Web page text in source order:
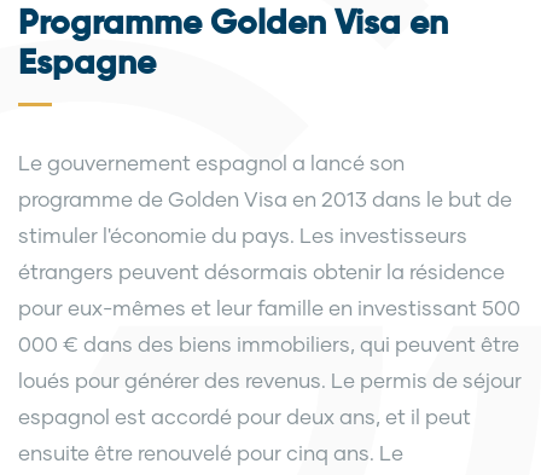
Programme Golden Visa en
Espagne
Le gouvernement espagnol a lancé son
programme de Golden Visa en 2013 dans le but de
stimuler l'économie du pays. Les investisseurs
étrangers peuvent désormais obtenir la résidence
pour eux-mêmes et leur famille en investissant 500
000 € dans des biens immobiliers, qui peuvent être
loués pour générer des revenus. Le permis de séjour
espagnol est accordé pour deux ans, et il peut
ensuite être renouvelé pour cinq ans. Le